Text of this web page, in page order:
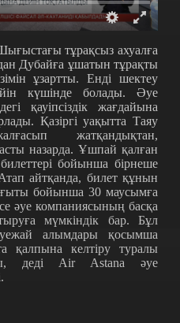
тұрақсыз ахуалға
Дубайға ұшатын тұрақты
ұзартты. Енді шектеу
күшінде болады. Әуе
қауіпсіздік жағдайына
Қазіргі уақытта Таяу
жатқандықтан,
назарда. Ұшпай қалған
бойынша бірнеше
айтқанда, билет құнын
бойынша 30 маусымға
әуе компаниясының басқа
мүмкіндік бар. Бұл
алымдары қосымша
қалпына келтіру туралы
деді Air Astana әуе